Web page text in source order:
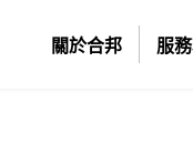
關於合邦 服